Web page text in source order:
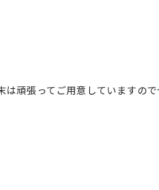
頑張ってご用意していますの